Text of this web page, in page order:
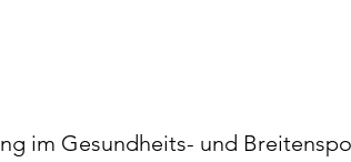
im Gesundheits- und